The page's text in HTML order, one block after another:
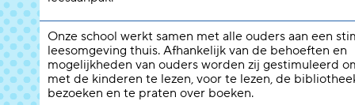
Onze school werkt samen met alle ouders aan een
leesomgeving thuis. Afhankelijk van de behoeften en
mogelijkheden van ouders worden zij gestimuleerd
met de kinderen te lezen, voor te lezen, de
bezoeken en te praten over boeken.